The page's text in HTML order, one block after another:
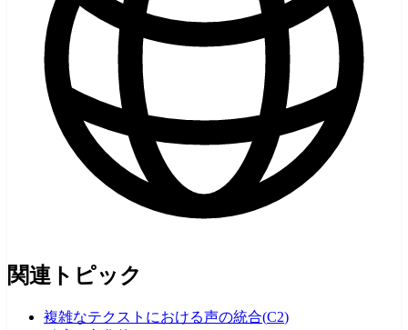
関連トピック
複雑なテクストにおける声の統合(C2)